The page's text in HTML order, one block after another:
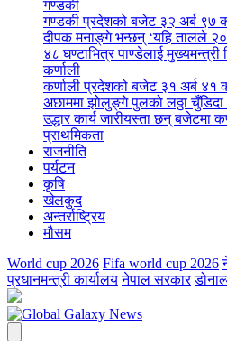
गण्डकी
गण्डकी प्रदेशको बजेट ३२ अर्ब ९७
दीपक मनाङ्गे भन्छन् ‘यहि तालले २०
४८ घण्टाभित्र पाण्डेलाई मुख्यमन्त्री
कर्णाली
कर्णाली प्रदेशको बजेट ३१ अर्ब ४१
अछाममा झोलुङ्गे पुलको लठ्ठा
उद्धार कार्य जारीयस्ता छन् बजेटमा
प्राथमिकता
राजनीति
पर्यटन
कृषि
खेलकुद
अन्तर्राष्ट्रिय
मौसम
World cup 2026 Fifa world cup 2026
प्रधानमन्त्री कार्यालय नेपाल सरकार